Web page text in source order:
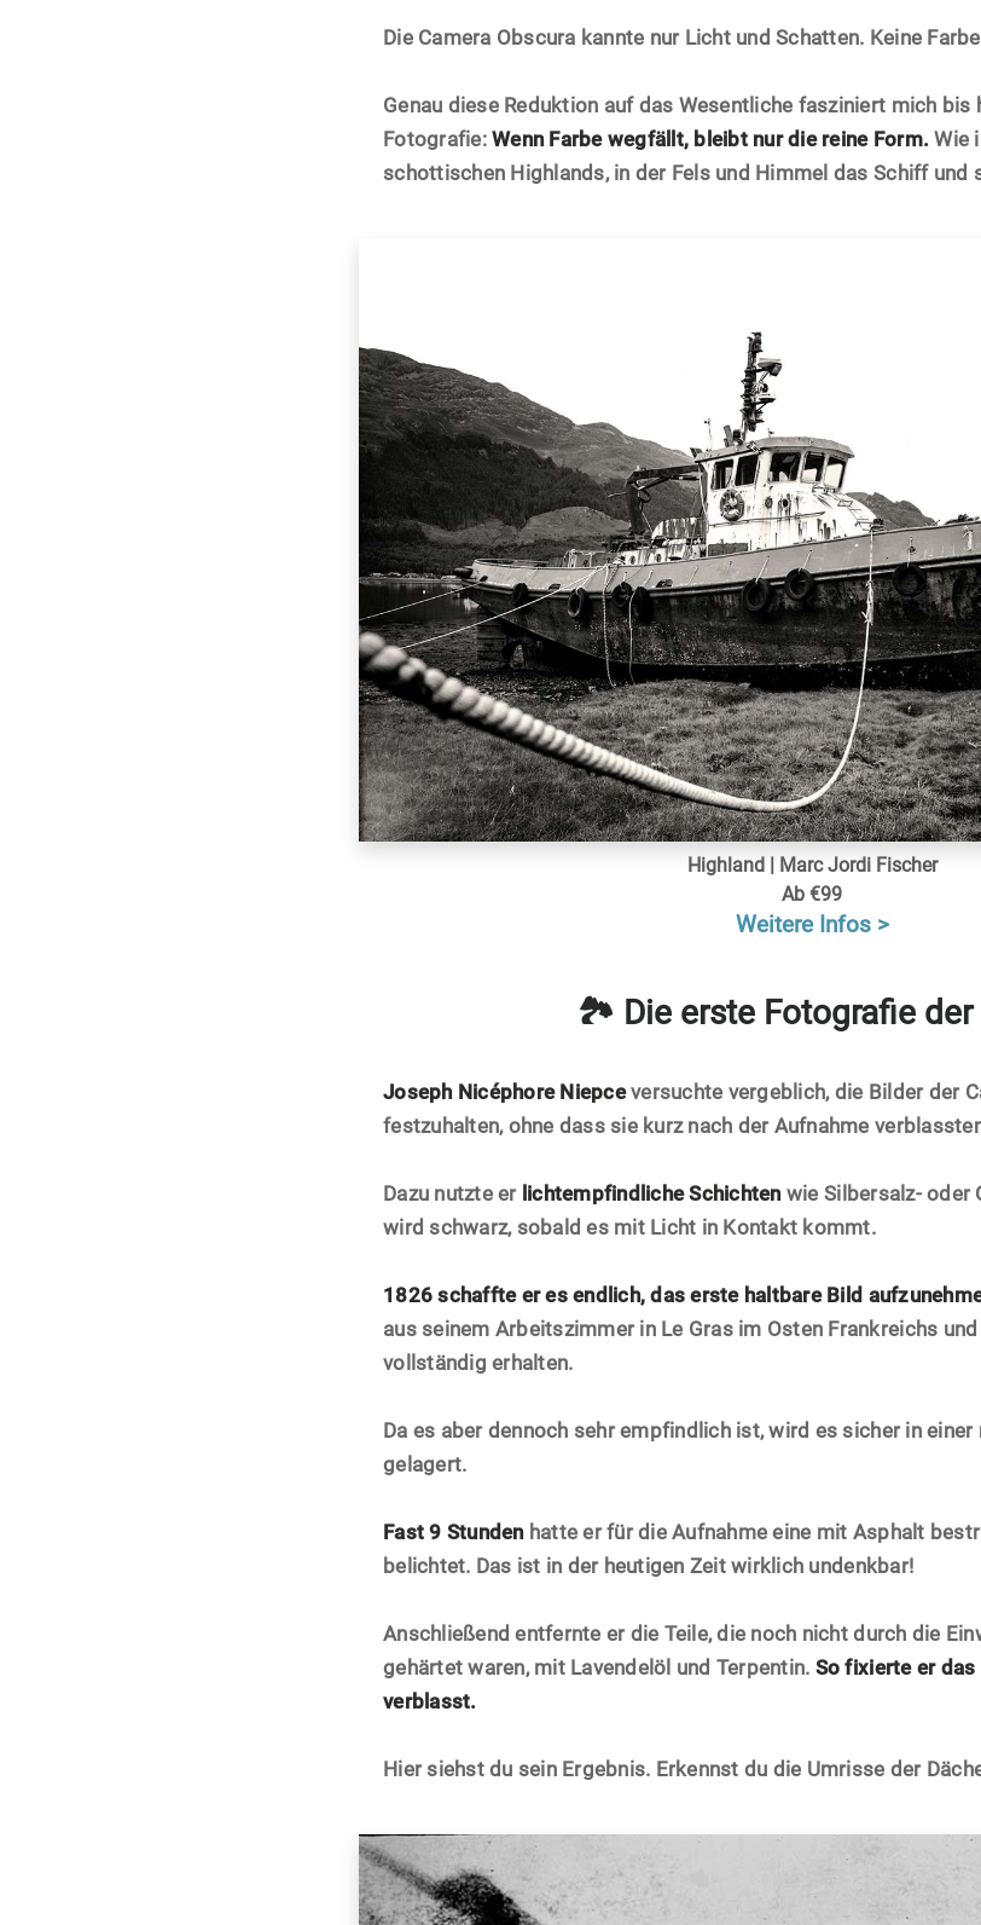
Die Camera Obscura kannte nur Licht und Schatten. Keine
Genau diese Reduktion auf das Wesentliche fasziniert mich bis
Fotografie:Wenn Farbe wegfällt, bleibt nur die reine Form. Wie
schottischen Highlands, in der Fels und Himmel das Schiff und
Highland | Marc Jordi Fischer
Ab €99
Weitere Infos >
🏞 Die erste Fotografie der
Joseph Nicéphore Niepceversuchte vergeblich, die Bilder der
festzuhalten, ohne dass sie kurz nach der Aufnahme
Dazu nutzte er lichtempfindliche Schichtenwie Silbersalz- oder
wird schwarz, sobald es mit Licht in Kontakt kommt.
1826 schaffte er es endlich, das erste haltbare Bild
aus seinem Arbeitszimmer in Le Gras im Osten Frankreichs
vollständig erhalten.
Da es aber dennoch sehr empfindlich ist, wird es sicher in
gelagert.
Fast 9 Stundenhatte er für die Aufnahme eine mit Asphalt
belichtet. Das ist in der heutigen Zeit wirklich undenkbar!
Anschließend entfernte er die Teile, die noch nicht durch die
gehärtet waren, mit Lavendelöl und Terpentin. So fixierte er
verblasst.
Hier siehst du sein Ergebnis. Erkennst du die Umrisse der